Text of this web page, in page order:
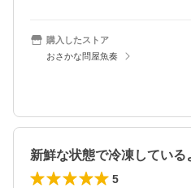
購入したストア
おさかな問屋魚奏
5